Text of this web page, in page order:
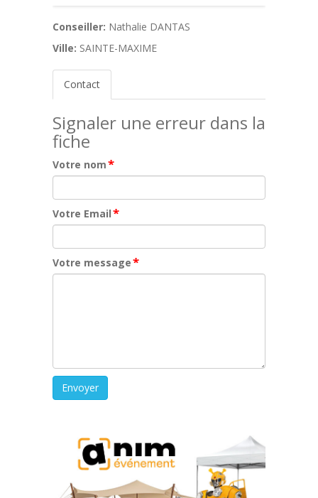
Conseiller: Nathalie DANTAS
Ville: SAINTE-MAXIME
Contact
Signaler une erreur dans la
fiche
Votre nom*
Votre Email*
Votre message*